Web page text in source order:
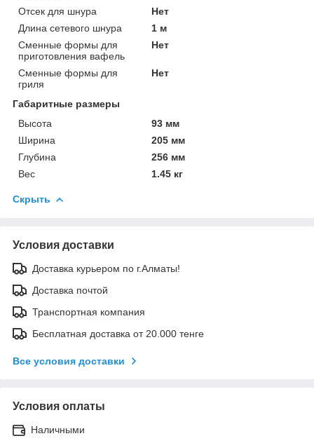
Отсек для шнура
Нет
Длина сетевого шнура
1 м
Сменные формы для
приготовления вафель
Нет
Сменные формы для
гриля
Нет
Габаритные размеры
Высота
93 мм
Ширина
205 мм
Глубина
256 мм
Вес
1.45 кг
Скрыть
Условия доставки
Доставка курьером по г.Алматы!
Доставка почтой
Транспортная компания
Бесплатная доставка от 20.000 тенге
Все условия доставки
Условия оплаты
Наличными